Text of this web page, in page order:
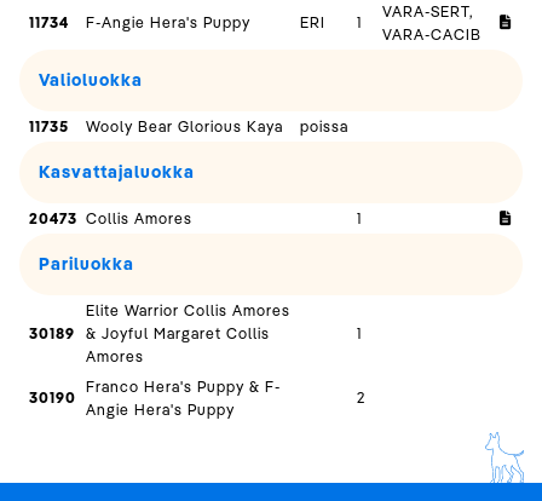
11734 F-Angie Hera's Puppy ERI 1
VARA-SERT,
VARA-CACIB
Valioluokka
11735 Wooly Bear Glorious Kaya poissa
Kasvattajaluokka
20473 Collis Amores 1
Pariluokka
30189
Elite Warrior Collis Amores
& Joyful Margaret Collis
Amores
1
30190
Franco Hera's Puppy & F-
Angie Hera's Puppy
2